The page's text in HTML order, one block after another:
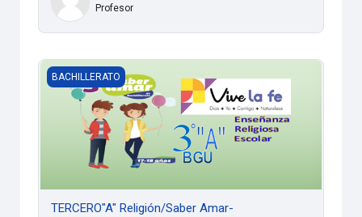
Profesor
TERCERO"A" Religión/Saber Amar- VESPERTINA
BACHILLERATO
TERCERO"A" Religión/Saber Amar-